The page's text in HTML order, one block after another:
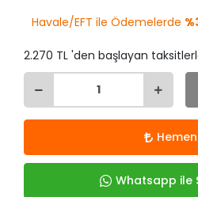
Havale/EFT ile Ödemelerde
2.270 TL 'den başlayan
Whatsapp ile